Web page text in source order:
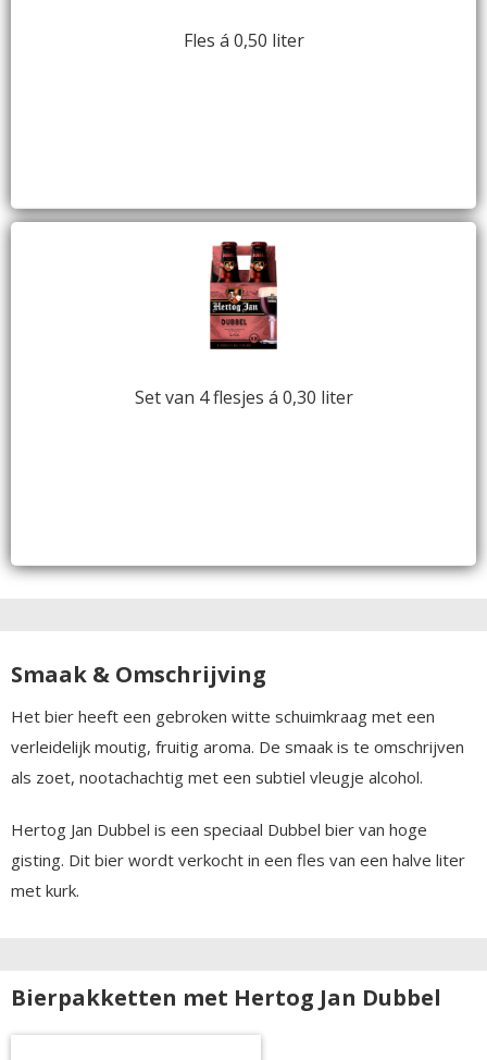
Fles á 0,50 liter
Set van 4 flesjes á 0,30 liter
Smaak & Omschrijving
Het bier heeft een gebroken witte schuimkraag met een
verleidelijk moutig, fruitig aroma. De smaak is te omschrijven
als zoet, nootachachtig met een subtiel vleugje alcohol.
Hertog Jan Dubbel is een speciaal Dubbel bier van hoge
gisting. Dit bier wordt verkocht in een fles van een halve liter
met kurk.
Bierpakketten met Hertog Jan Dubbel